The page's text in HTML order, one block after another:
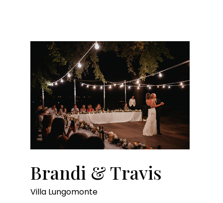
Brandi & Travis
Villa Lungomonte